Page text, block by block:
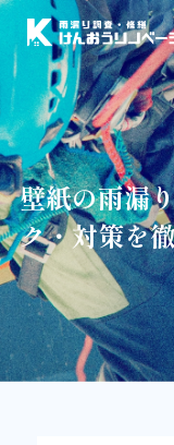
壁紙の雨漏
ク・対策を